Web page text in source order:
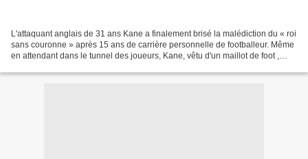
L'attaquant anglais de 31 ans Kane a finalement brisé la malédiction du « roi
sans couronne » après 15 ans de carrière personnelle de footballeur. Même
en attendant dans le tunnel des joueurs, Kane, vêtu d'un maillot de foot ,